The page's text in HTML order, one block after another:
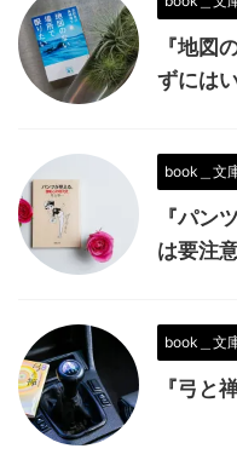
『地図
ずには
book＿文
『パン
は要注意
book＿文
『弓と